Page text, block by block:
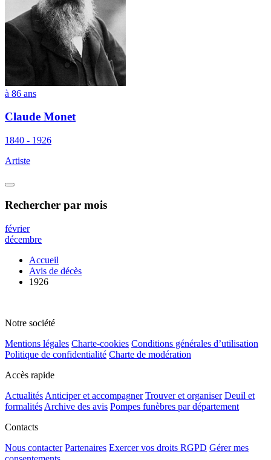
à 86 ans
Claude Monet
1840 - 1926
Artiste
Rechercher par mois
février
décembre
Accueil
Avis de décès
1926
Notre société
Mentions légales Charte-cookies Conditions générales d’utilisation
Politique de confidentialité Charte de modération
Accès rapide
Actualités Anticiper et accompagner Trouver et organiser Deuil et
formalités Archive des avis Pompes funèbres par département
Contacts
Nous contacter Partenaires Exercer vos droits RGPD Gérer mes